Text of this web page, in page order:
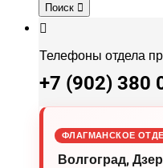
Поиск
Телефоны отдела
+7 (902) 380
ФЛАГМАНСКОЕ
Волгоград,